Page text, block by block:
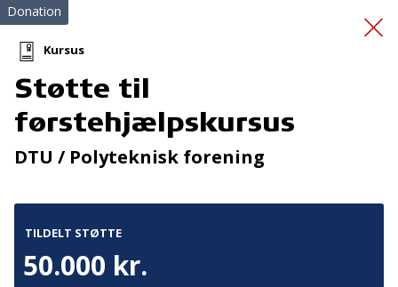
Løbebånd
Donation
Kursus
Støtte til
førstehjælpskursus
DTU / Polyteknisk forening
TILDELT STØTTE
50.000 kr.
Tilmeld nyhedsbrev